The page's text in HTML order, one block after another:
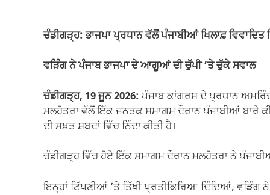
e
o
o
k
s
p
p
gr
m
y
n
k
e
ਚੰਡੀਗੜ੍ਹ: ਭਾਜਪਾ ਪ੍ਰਧਾਨ ਵੱਲੋਂ ਪੰਜਾਬੀਆਂ ਖਿਲਾਫ਼ ਵਿਵਾਦਿਤ
ਵੜਿੰਗ ਨੇ ਪੰਜਾਬ ਭਾਜਪਾ ਦੇ ਆਗੂਆਂ ਦੀ ਚੁੱਪੀ ’ਤੇ ਚੁੱਕੇ ਸਵਾਲ
ਚੰਡੀਗੜ੍ਹ, 19 ਜੂਨ 2026:ਪੰਜਾਬ ਕਾਂਗਰਸ ਦੇ ਪ੍ਰਧਾਨ
ਮਲਹੋਤਰਾ ਵੱਲੋਂ ਇੱਕ ਜਨਤਕ ਸਮਾਗਮ ਦੌਰਾਨ ਪੰਜਾਬੀਆਂ
ਦੀ ਸਖ਼ਤ ਸ਼ਬਦਾਂ ਵਿੱਚ ਨਿੰਦਾ ਕੀਤੀ ਹੈ।
ਚੰਡੀਗੜ੍ਹ ਵਿੱਚ ਹੋਏ ਇੱਕ ਸਮਾਗਮ ਦੌਰਾਨ ਮਲਹੋਤਰਾ ਨੇ
ਇਨ੍ਹਾਂ ਟਿੱਪਣੀਆਂ ’ਤੇ ਤਿੱਖੀ ਪ੍ਰਤੀਕਿਰਿਆ ਦਿੰਦਿਆਂ,